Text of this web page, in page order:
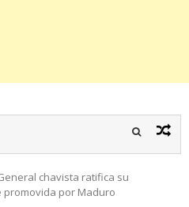
chavista ratifica su
promovida por Maduro